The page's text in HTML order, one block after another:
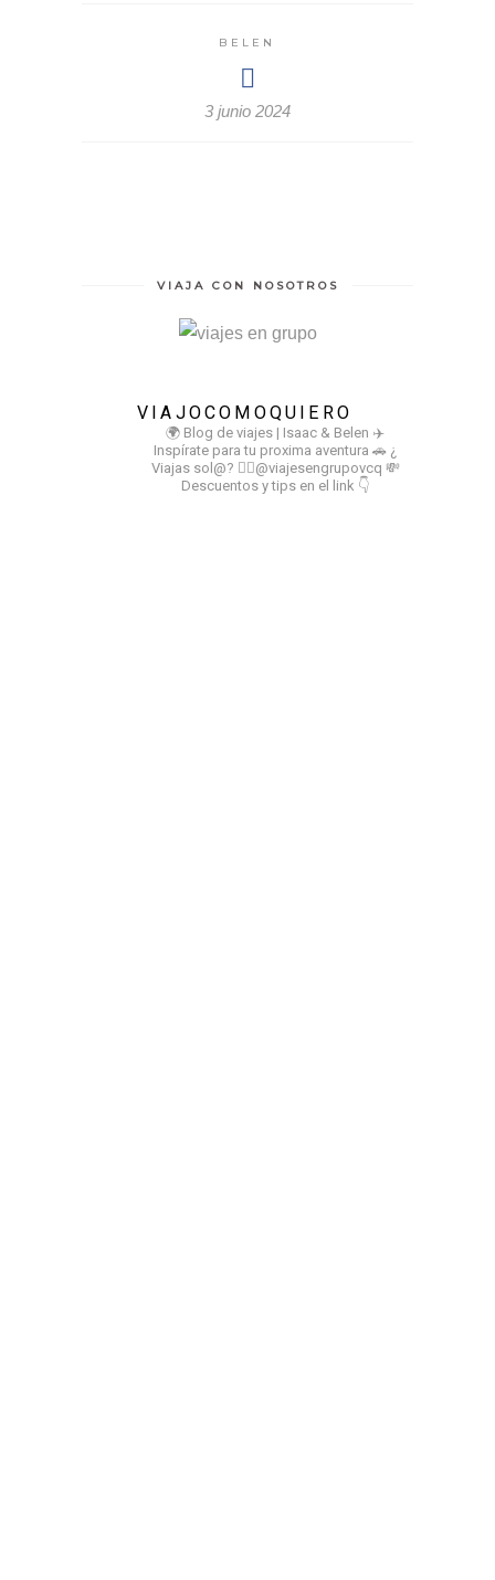
BELEN
3 junio 2024
VIAJA CON NOSOTROS
VIAJOCOMOQUIERO
🌍 Blog de viajes | Isaac & Belen ✈️
Inspírate para tu proxima aventura 🚗 ¿
Viajas sol@? 👉🏻@viajesengrupovcq 💸
Descuentos y tips en el link 👇